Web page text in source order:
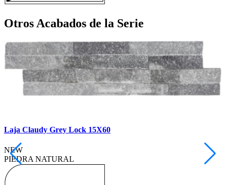
Otros Acabados de la Serie
Laja Claudy Grey Lock 15X60
NEW
PIEDRA NATURAL